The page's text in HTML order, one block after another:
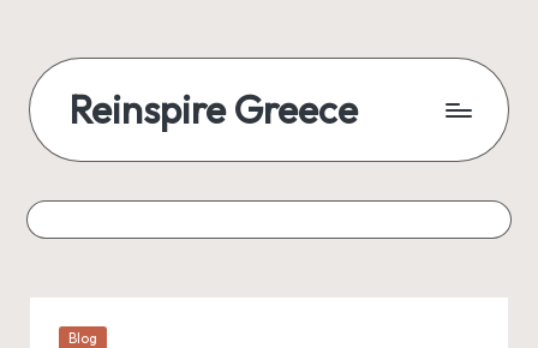
Reinspire Greece
Posted
Blog